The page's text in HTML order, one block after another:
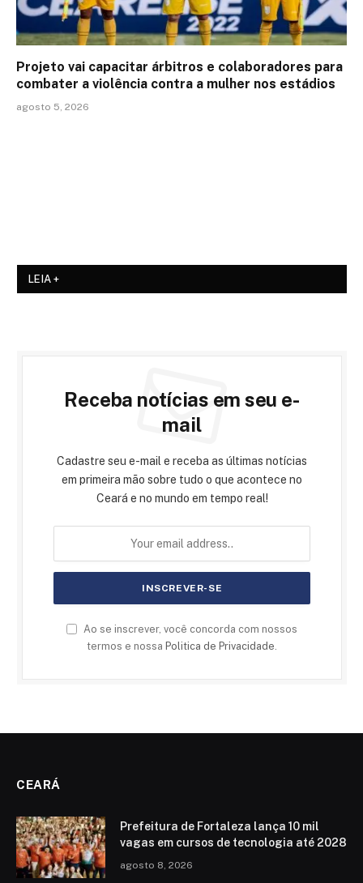
Projeto vai capacitar árbitros e colaboradores para
combater a violência contra a mulher nos estádios
agosto 5, 2026
LEIA +
Receba notícias em seu e-
mail
Cadastre seu e-mail e receba as últimas notícias
em primeira mão sobre tudo o que acontece no
Ceará e no mundo em tempo real!
Ao se inscrever, você concorda com nossos
termos e nossa Politica de Privacidade
CEARÁ
Prefeitura de Fortaleza lança 10 mil
vagas em cursos de tecnologia até 2028
agosto 8, 2026